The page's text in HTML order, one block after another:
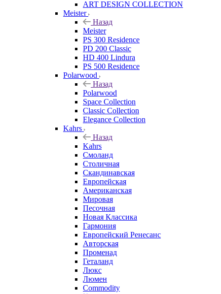
ART DESIGN COLLECTION
Meister
Назад
Meister
PS 300 Residence
PD 200 Classic
HD 400 Lindura
PS 500 Residence
Polarwood
Назад
Polarwood
Space Collection
Classic Collection
Elegance Collection
Kahrs
Назад
Kahrs
Смоланд
Столичная
Скандинавская
Европейская
Американская
Мировая
Песочная
Новая Классика
Гармония
Европейский Ренесанс
Авторская
Променад
Геталанд
Люкс
Люмен
Commodity